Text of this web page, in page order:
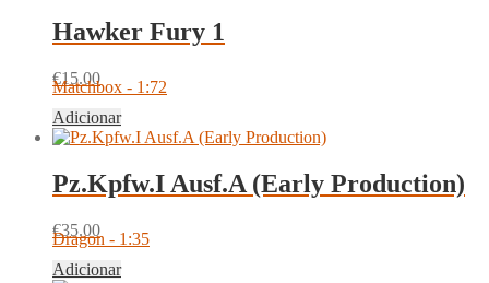
Hawker Fury 1
€15.00
Matchbox - 1:72
Adicionar
Pz.Kpfw.I Ausf.A (Early Production)
€35.00
Dragon - 1:35
Adicionar